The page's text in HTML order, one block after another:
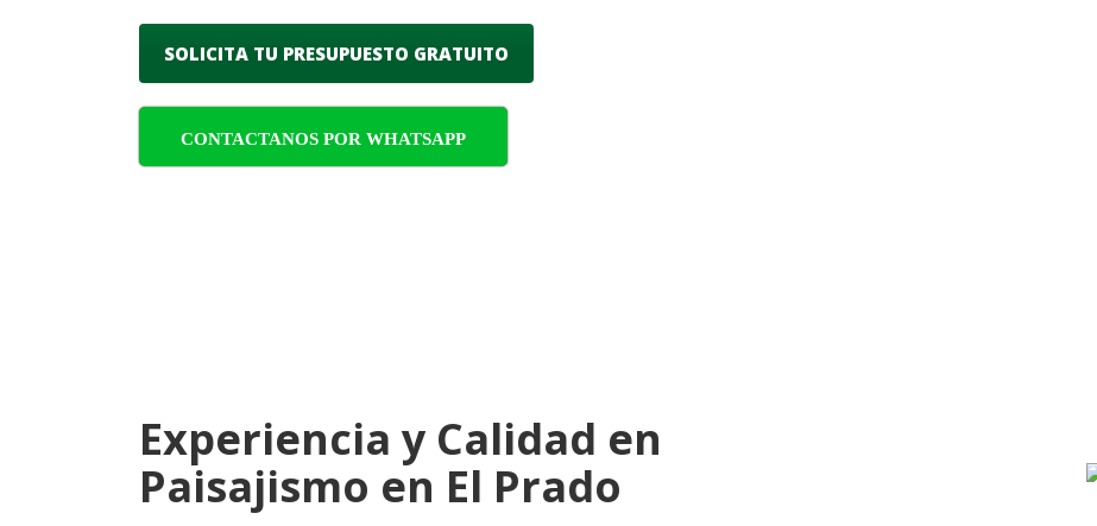
SOLICITA TU PRESUPUESTO GRATUITO
CONTACTANOS POR WHATSAPP
Experiencia y Calidad en
Paisajismo en El Prado